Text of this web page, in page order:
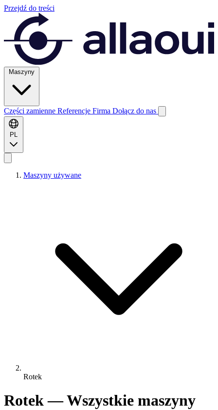
Przejdź do treści
Maszyny
Części zamienne Referencje Firma Dołącz do nas
PL
Maszyny używane
Rotek
Rotek — Wszystkie maszyny